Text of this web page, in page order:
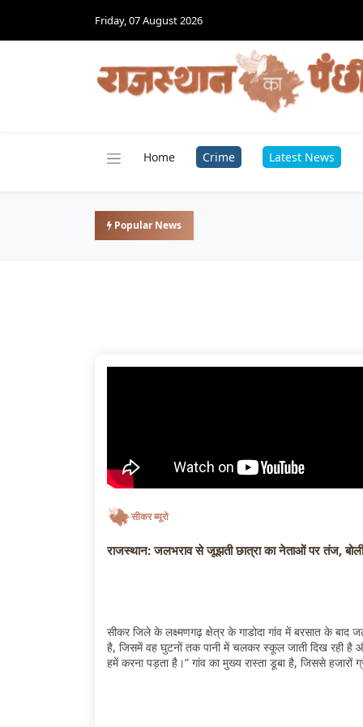
Friday, 07 August 2026
Home Crime Latest News
Popular News
सीकर ब्यूरो
राजस्थान: जलभराव से जूझती छात्रा का नेताओं पर तंज,
सीकर जिले के लक्ष्मणगढ़ क्षेत्र के गाडोदा गांव में बरसात के बाद
है, जिसमें वह घुटनों तक पानी में चलकर स्कूल जाती दिख रही है
हमें करना पड़ता है।” गांव का मुख्य रास्ता डूबा है, जिससे हजारों